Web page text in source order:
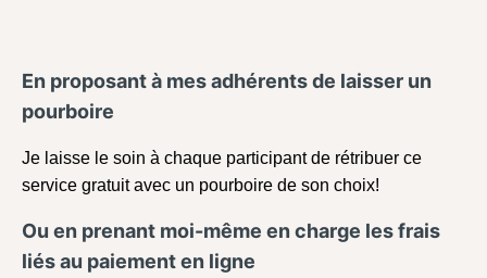
En proposant à mes adhérents de laisser un
pourboire
Je laisse le soin à chaque participant de rétribuer ce
service gratuit avec un pourboire de son choix!
Ou en prenant moi-même en charge les frais
liés au paiement en ligne